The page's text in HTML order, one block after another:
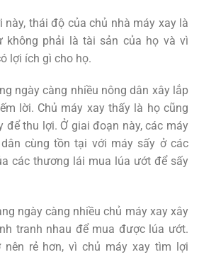
này, thái độ của chủ nhà máy xay là
không phải là tài sản của họ và vì
lợi ích gì cho họ.
ngày càng nhiều nông dân xây lắp
lời. Chủ máy xay thấy là họ cũng
để thu lợi. Ở giai đoạn này, các máy
cùng tồn tại với máy sấy ở các
các thương lái mua lúa ướt để sấy
ngày càng nhiều chủ máy xay xây
tranh nhau để mua được lúa ướt.
nên rẻ hơn, vì chủ máy xay tìm lợi